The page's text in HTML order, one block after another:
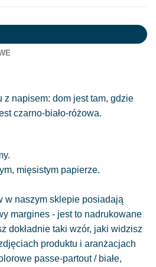
z napisem: dom jest tam, gdzie
czarno-biało-różowa.
mięsistym papierze.
w naszym sklepie posiadają
margines - jest to nadrukowane
dokładnie taki wzór, jaki widzisz
produktu i aranżacjach
passe-partout / białe,